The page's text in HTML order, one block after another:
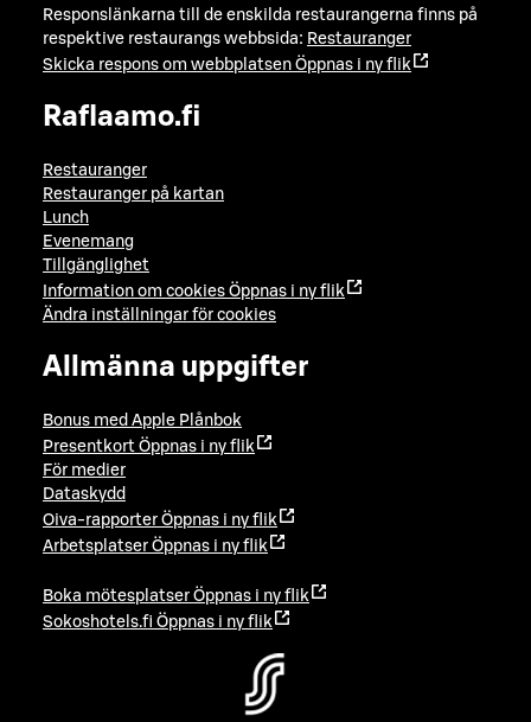
Responslänkarna till de enskilda restaurangerna finns på
respektive restaurangs webbsida: Restauranger
Skicka respons om webbplatsen Öppnas i ny flik
Raflaamo.fi
Restauranger
Restauranger på kartan
Lunch
Evenemang
Tillgänglighet
Information om cookies Öppnas i ny flik
Ändra inställningar för cookies
Allmänna uppgifter
Bonus med Apple Plånbok
Presentkort Öppnas i ny flik
För medier
Dataskydd
Oiva-rapporter Öppnas i ny flik
Arbetsplatser Öppnas i ny flik
Boka mötesplatser Öppnas i ny flik
Sokoshotels.fi Öppnas i ny flik